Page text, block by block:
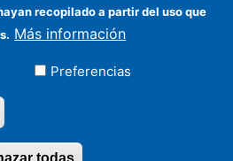
recopilado a partir del uso que
Más información
Preferencias
todas